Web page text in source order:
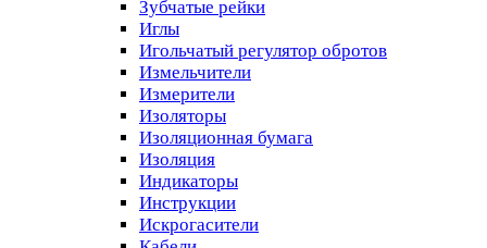
Зубчатые рейки
Иглы
Игольчатый регулятор обротов
Измельчители
Измерители
Изоляторы
Изоляционная бумага
Изоляция
Индикаторы
Инструкции
Искрогасители